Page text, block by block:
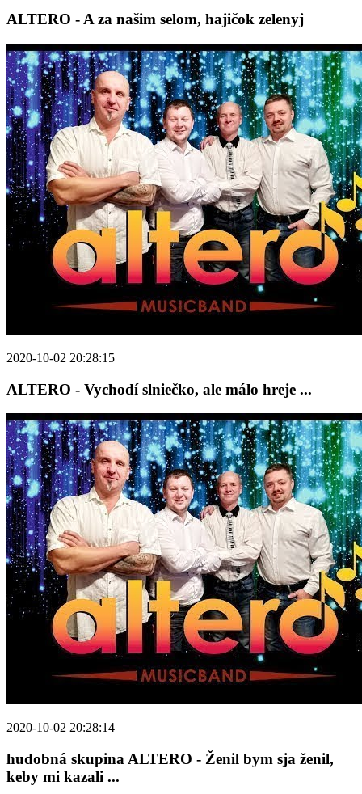
ALTERO - A za našim selom, hajičok zelenyj
2020-10-02 20:28:15
ALTERO - Vychodí slniečko, ale málo hreje ...
2020-10-02 20:28:14
hudobná skupina ALTERO - Ženil bym sja ženil,
keby mi kazali ...